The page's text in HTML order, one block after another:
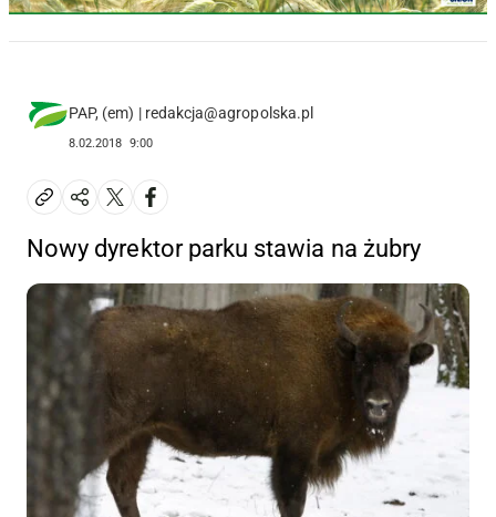
PAP, (em) | redakcja@agropolska.pl
8.02.2018 9:00
Nowy dyrektor parku stawia na żubry